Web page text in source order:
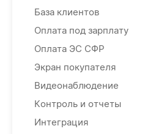
База клиентов
Оплата под зарплату
Оплата ЭС СФР
Экран покупателя
Видеонаблюдение
Контроль и отчеты
Интеграция